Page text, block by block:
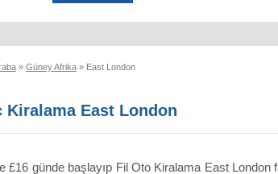
» Güney Afrika » East London
Kiralama East London
£16 günde başlayıp Fil Oto Kiralama East